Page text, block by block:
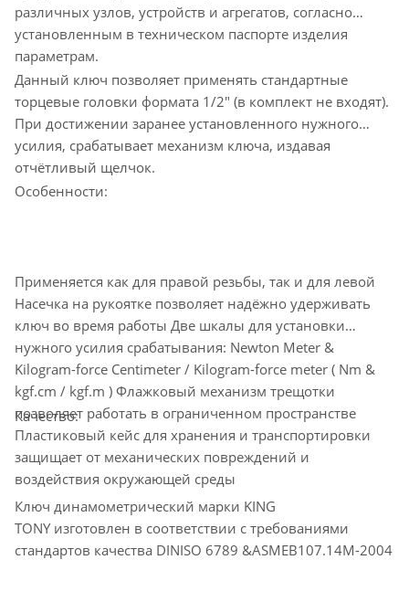
различных узлов, устройств и агрегатов, согласно
установленным в техническом паспорте изделия
параметрам.
Данный ключ позволяет применять стандартные
торцевые головки формата 1/2" (в комплект не входят).
При достижении заранее установленного нужного
усилия, срабатывает механизм ключа, издавая
отчётливый щелчок.
Особенности:
Применяется как для правой резьбы, так и для левой
Насечка на рукоятке позволяет надёжно удерживать
ключ во время работы Две шкалы для установки
нужного усилия срабатывания: Newton Meter &
Kilogram-force Centimeter / Kilogram-force meter ( Nm &
kgf.cm / kgf.m ) Флажковый механизм трещотки
позволяет работать в ограниченном пространстве
Пластиковый кейс для хранения и транспортировки
защищает от механических повреждений и
воздействия окружающей среды
Качество:
Ключ динамометрический марки KING
TONY изготовлен в соответствии с требованиями
стандартов качества DINISO 6789 &ASMEB107.14M-2004